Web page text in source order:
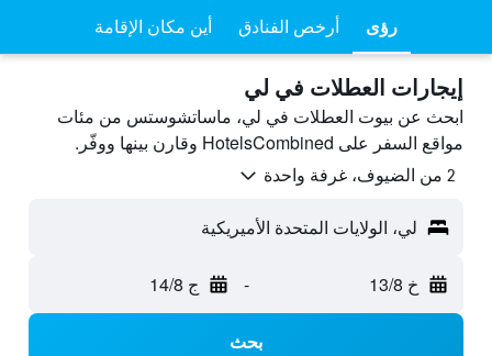
رؤى أرخص الفنادق أين مكان الإقامة
إيجارات العطلات في لي
ابحث عن بيوت العطلات في لي، ماساتشوستس من مئات
مواقع السفر على HotelsCombined وقارن بينها ووفّر.
2 من الضيوف، غرفة واحدة
لي، الولايات المتحدة الأميريكية
خ 13/8 - ج 14/8
بحث